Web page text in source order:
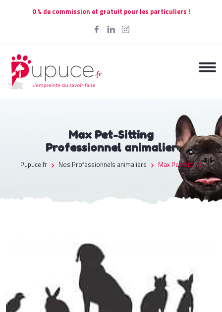
0 % de commission et gratuit pour les particuliers !
Max Pet-Sitting
Professionnel animalier
Pupuce.fr Nos Professionnels animaliers Max Pet-Sitting